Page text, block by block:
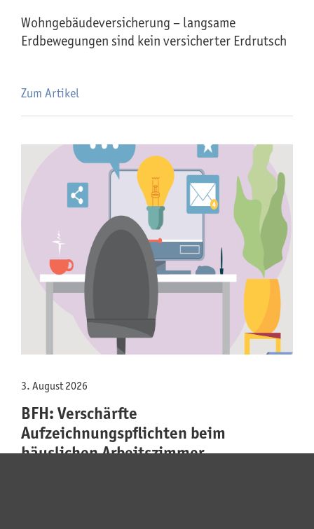
Wohngebäude­versicherung – langsame
Erdbewegungen sind kein versicherter Erdrutsch
Zum Artikel
3. August 2026
BFH: Verschärfte
Aufzeichnungspflichten beim
häuslichen Arbeitszimmer